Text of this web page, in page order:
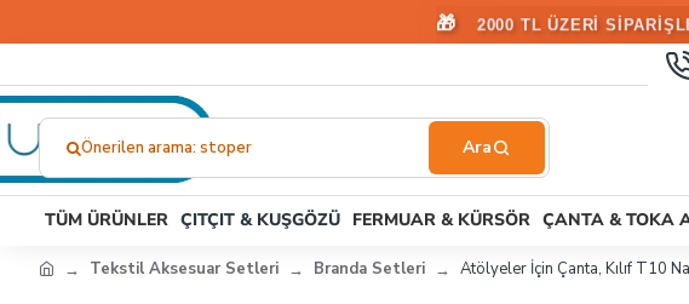
🎁 2000 TL ÜZERİ
Aramıştınız?...
Önerilen arama: fermuar
TÜM ÜRÜNLER ÇITÇIT & KUŞGÖZÜ FERMUAR & KÜRSÖR ÇANTA & TOKA
Tekstil Aksesuar Setleri Branda Setleri Atölyeler İçin Çanta, Kılıf T10